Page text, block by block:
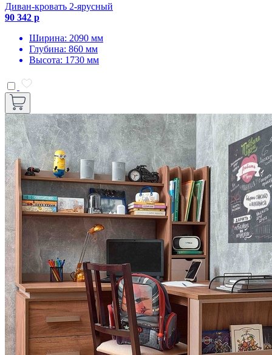
Диван-кровать 2-ярусный
90 342 р
Ширина: 2090 мм
Глубина: 860 мм
Высота: 1730 мм